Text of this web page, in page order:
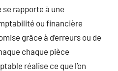
se rapporte à une
ou financière
grâce à d’erreurs ou de
chaque pièce
réalise ce que l’on